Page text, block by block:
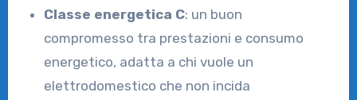
Classe energetica C: un buon
compromesso tra prestazioni e consumo
energetico, adatta a chi vuole un
elettrodomestico che non incida